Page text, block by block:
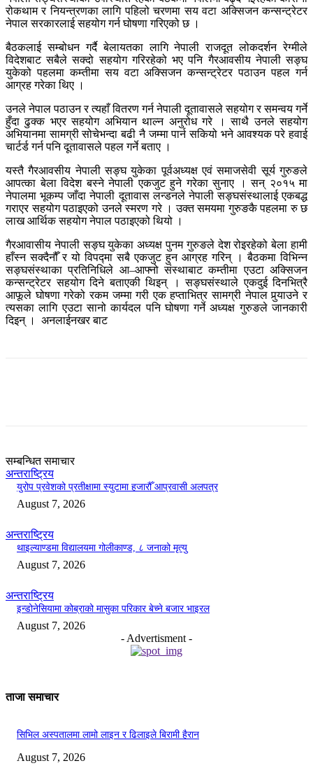
रोकथाम र नियन्त्रणका लागि पहिलो चरणमा सय वटा अक्सिजन कन्सन्ट्रेटर
नेपाल सरकारलाई सहयोग गर्न घोषणा गरिएको छ ।
बैठकलाई सम्बोधन गर्दै बेलायतका लागि नेपाली राजदूत लोकदर्शन रेग्मीले
विदेशबाट सबैले सक्दो सहयोग गरिरहेको भए पनि गैरआवसीय नेपाली सङ्घ
युकेको पहलमा कम्तीमा सय वटा अक्सिजन कन्सन्ट्रेटर पठाउन पहल गर्न
आग्रह गरेका थिए ।
उनले नेपाल पठाउन र त्यहाँ वितरण गर्न नेपाली दूतावासले सहयोग र समन्वय गर्ने
हुँदा ढुक्क भएर सहयोग अभियान थाल्न अनुरोध गरे । साथै उनले सहयोग
अभियानमा सामग्री सोचेभन्दा बढी नै जम्मा पार्न सकियो भने आवश्यक परे हवाई
चार्टर्ड गर्न पनि दूतावासले पहल गर्ने बताए ।
यस्तै गैरआवसीय नेपाली सङ्घ युकेका पूर्वअध्यक्ष एवं समाजसेवी सूर्य गुरुङले
आपत्का बेला विदेश बस्ने नेपाली एकजुट हुने गरेका सुनाए । सन् २०१५ मा
नेपालमा भूकम्प जाँदा नेपाली दूतावास लन्डनले नेपाली सङ्घसंस्थालाई एकबद्ध
गराएर सहयोग पठाइएको उनले स्मरण गरे । उक्त समयमा गुरुङकै पहलमा रु छ
लाख आर्थिक सहयोग नेपाल पठाइएको थियो ।
गैरआवासीय नेपाली सङ्घ युकेका अध्यक्ष पुनम गुरुङले देश रोइरहेको बेला हामी
हाँस्न सक्दैनौँ र यो विपद्मा सबै एकजुट हुन आग्रह गरिन् । बैठकमा विभिन्न
सङ्घसंस्थाका प्रतिनिधिले आ–आफ्नो संस्थाबाट कम्तीमा एउटा अक्सिजन
कन्सन्ट्रेटर सहयोग दिने बताएकी थिइन् । सङ्घसंस्थाले एकदुई दिनभित्रै
आफूले घोषणा गरेको रकम जम्मा गरी एक हप्ताभित्र सामग्री नेपाल पुर्‍याउने र
त्यसका लागि एउटा सानो कार्यदल पनि घोषणा गर्ने अध्यक्ष गुरुङले जानकारी
दिइन् । अनलाईनखर बाट
सम्बन्धित समाचार
अन्तराष्ट्रिय
युरोप प्रवेशको प्रतीक्षामा स्युटामा हजारौँ आप्रवासी अलपत्र
August 7, 2026
अन्तराष्ट्रिय
थाइल्याण्डमा विद्यालयमा गोलीकाण्ड, ८ जनाको मृत्यु
August 7, 2026
अन्तराष्ट्रिय
इन्डोनेसियामा कोब्राको मासुका परिकार बेच्ने बजार भाइरल
August 7, 2026
- Advertisment -
ताजा समाचार
सिभिल अस्पतालमा लामो लाइन र ढिलाइले बिरामी हैरान
August 7, 2026